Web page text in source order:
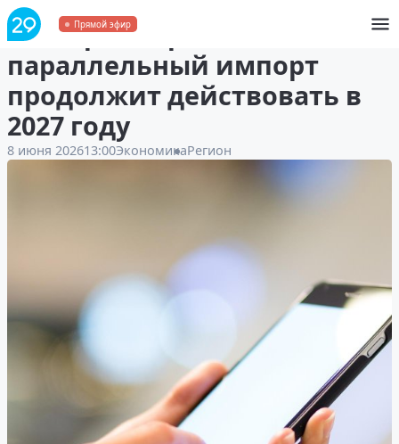
Прямой эфир
Минпромторг:
параллельный импорт
продолжит действовать в
2027 году
8 июня 202613:00ЭкономикаРегион